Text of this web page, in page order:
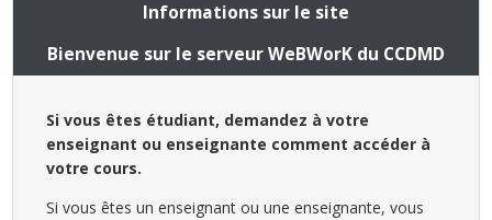
Informations sur le site
Bienvenue sur le serveur WeBWorK du CCDMD
Si vous êtes étudiant, demandez à votre
enseignant ou enseignante comment accéder à
votre cours.
Si vous êtes un enseignant ou une enseignante, vous